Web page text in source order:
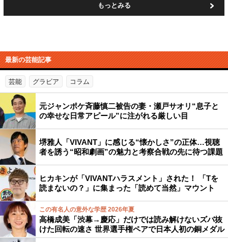
もっとみる
最新の芸能記事
芸能 グラビア コラム
元ジャンポケ斉藤慎二被告の妻・瀬戸サオリ“息子と
の幸せな日常アピール”に注がれる厳しい目
堺雅人「VIVANT」に感じる“懐かしさ”の正体…視聴
者を誘う“昭和劇画”の魅力と考察合戦の先に待つ課題
ヒカキンが「VIVANTハラスメント」された！ 「Tを
読まないの？」に集まった「読めて当然」マウント
この有名人の意外な学歴 2026年夏
高橋成美「渋幕→慶応」だけでは読み解けないズバ抜
けた回転の速さ 世界選手権ペアで日本人初の銅メダル